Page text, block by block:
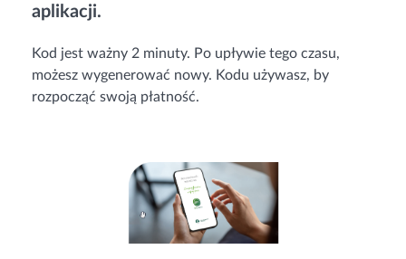
aplikacji.
Kod jest ważny 2 minuty. Po upływie tego czasu,
możesz wygenerować nowy. Kodu używasz, by
rozpocząć swoją płatność.